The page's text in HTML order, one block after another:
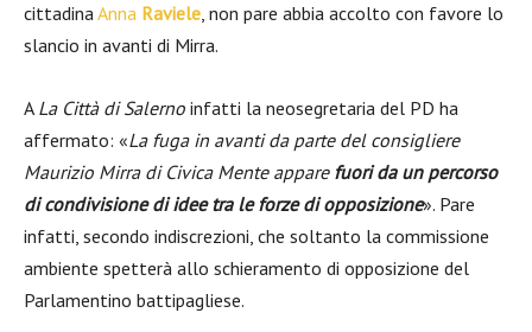
cittadinaAnna Raviele, non pare abbia accolto con favore lo
slancio in avanti di Mirra.
A La Città di Salerno infatti la neosegretaria del PD ha
affermato: «La fuga in avanti da parte del consigliere
Maurizio Mirra di Civica Mente appare fuori da un percorso
di condivisione di idee tra le forze di opposizione». Pare
infatti, secondo indiscrezioni, che soltanto la commissione
ambiente spetterà allo schieramento di opposizione del
Parlamentino battipagliese.